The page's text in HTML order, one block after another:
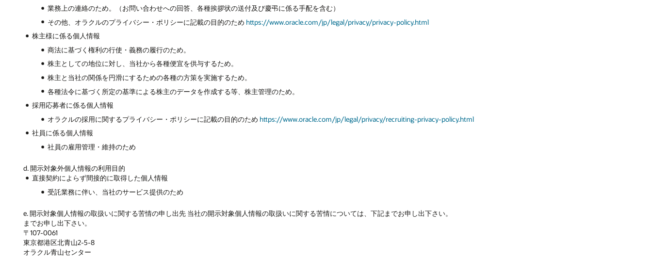
業務上の連絡のため。（お問い合わせへの回答、各種挨拶状の送付及び慶弔に係る手配を含む）
その他、オラクルのプライバシー・ポリシーに記載の目的のため https://www.oracle.com/jp/legal/privacy/privacy-policy.html
株主様に係る個人情報
商法に基づく権利の行使・義務の履行のため。
株主としての地位に対し、当社から各種便宜を供与するため。
株主と当社の関係を円滑にするための各種の方策を実施するため。
各種法令に基づく所定の基準による株主のデータを作成する等、株主管理のため。
採用応募者に係る個人情報
オラクルの採用に関するプライバシー・ポリシーに記載の目的のため https://www.oracle.com/jp/legal/privacy/recruiting-privacy-policy.html
社員に係る個人情報
社員の雇用管理・維持のため
d. 開示対象外個人情報の利用目的
直接契約によらず間接的に取得した個人情報
受託業務に伴い、当社のサービス提供のため
e. 開示対象個人情報の取扱いに関する苦情の申し出先 当社の開示対象個人情報の取扱いに関する苦情については、下記までお申し出下さい。
までお申し出下さい。
〒107-0061
東京都港区北青山2-5-8
オラクル青山センター